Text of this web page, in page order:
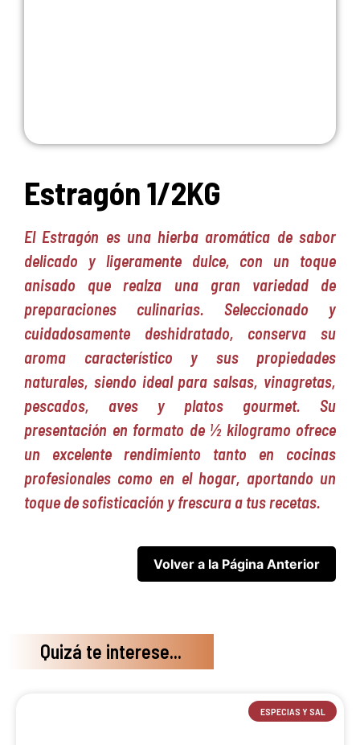
Estragón 1/2KG
El Estragón es una hierba aromática de sabor
delicado y ligeramente dulce, con un toque
anisado que realza una gran variedad de
preparaciones culinarias. Seleccionado y
cuidadosamente deshidratado, conserva su
aroma característico y sus propiedades
naturales, siendo ideal para salsas, vinagretas,
pescados, aves y platos gourmet. Su
presentación en formato de ½ kilogramo ofrece
un excelente rendimiento tanto en cocinas
profesionales como en el hogar, aportando un
toque de sofisticación y frescura a tus recetas.
Quizá te interese...
ESPECIAS Y SAL